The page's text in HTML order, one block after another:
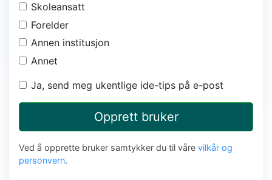
Skoleansatt
Forelder
Annen institusjon
Annet
Ja, send meg ukentlige ide-tips på e-post
Opprett bruker
Ved å opprette bruker samtykker du til våre vilkår og
personvern.